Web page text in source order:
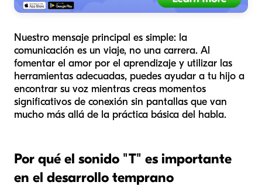
Nuestro mensaje principal es simple: la
comunicación es un viaje, no una carrera. Al
fomentar el amor por el aprendizaje y utilizar las
herramientas adecuadas, puedes ayudar a tu hijo a
encontrar su voz mientras creas momentos
significativos de conexión sin pantallas que van
mucho más allá de la práctica básica del habla.
Por qué el sonido "T" es importante
en el desarrollo temprano